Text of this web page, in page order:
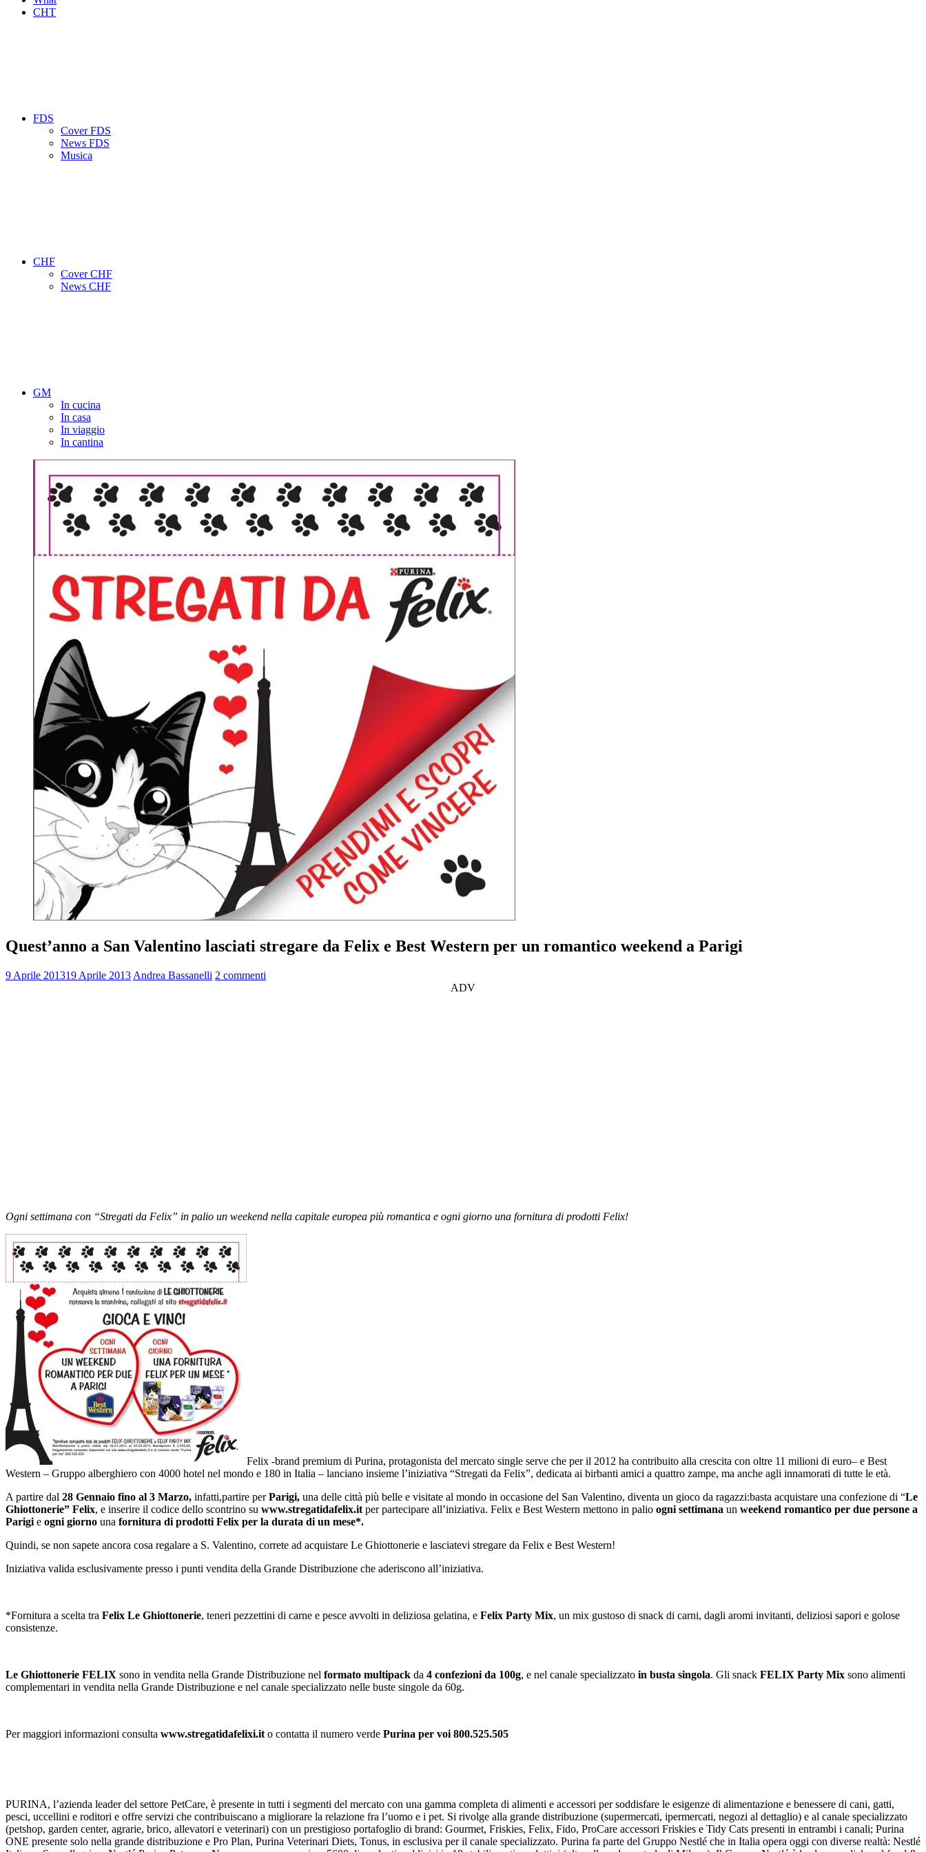
CHT
FDS
Cover FDS
News FDS
Musica
CHF
Cover CHF
News CHF
GM
In cucina
In casa
In viaggio
In cantina
Quest’anno a San Valentino lasciati stregare da Felix e Best Western per un romantico weekend a Parigi
9 Aprile 201319 Aprile 2013 Andrea Bassanelli 2 commenti
ADV
Ogni settimana con “Stregati da Felix” in palio un weekend nella capitale europea più romantica e ogni giorno una fornitura di prodotti Felix!
Felix -brand premium di Purina, protagonista del mercato single serve che per il 2012 ha contribuito alla crescita con oltre 11 milioni di euro– e Best
Western – Gruppo alberghiero con 4000 hotel nel mondo e 180 in Italia – lanciano insieme l’iniziativa “Stregati da Felix”, dedicata ai birbanti amici a quattro zampe, ma anche agli innamorati di tutte le età.
A partire dal 28 Gennaio fino al 3 Marzo, infatti,partire perParigi, una delle città più belle e visitate al mondo in occasione del San Valentino, diventa un gioco da ragazzi:basta acquistare una confezione di “Le
Ghiottonerie” Felix, e inserire il codice dello scontrino su www.stregatidafelix.it per partecipare all’iniziativa. Felix e Best Western mettono in palio ogni settimana un weekend romantico per due persone a
Parigi e ogni giorno una fornitura di prodotti Felix per la durata di un mese*.
Quindi, se non sapete ancora cosa regalare a S. Valentino, correte ad acquistare Le Ghiottonerie e lasciatevi stregare da Felix e Best Western!
Iniziativa valida esclusivamente presso i punti vendita della Grande Distribuzione che aderiscono all’iniziativa.
*Fornitura a scelta tra Felix Le Ghiottonerie, teneri pezzettini di carne e pesce avvolti in deliziosa gelatina, e Felix Party Mix, un mix gustoso di snack di carni, dagli aromi invitanti, deliziosi sapori e golose
consistenze.
Le Ghiottonerie FELIX sono in vendita nella Grande Distribuzione nel formato multipack da 4 confezioni da 100g, e nel canale specializzato in busta singola. Gli snack FELIX Party Mix sono alimenti
complementari in vendita nella Grande Distribuzione e nel canale specializzato nelle buste singole da 60g.
Per maggiori informazioni consulta www.stregatidafelixi.it o contatta il numero verde Purina per voi 800.525.505
PURINA, l’azienda leader del settore PetCare, è presente in tutti i segmenti del mercato con una gamma completa di alimenti e accessori per soddisfare le esigenze di alimentazione e benessere di cani, gatti,
pesci, uccellini e roditori e offre servizi che contribuiscano a migliorare la relazione fra l’uomo e i pet. Si rivolge alla grande distribuzione (supermercati, ipermercati, negozi al dettaglio) e al canale specializzato
(petshop, garden center, agrarie, brico, allevatori e veterinari) con un prestigioso portafoglio di brand: Gourmet, Friskies, Felix, Fido, ProCare accessori Friskies e Tidy Cats presenti in entrambi i canali; Purina
ONE presente solo nella grande distribuzione e Pro Plan, Purina Veterinari Diets, Tonus, in esclusiva per il canale specializzato. Purina fa parte del Gruppo Nestlé che in Italia opera oggi con diverse realtà: Nestlé